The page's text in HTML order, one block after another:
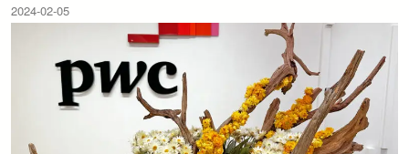
2024-02-05